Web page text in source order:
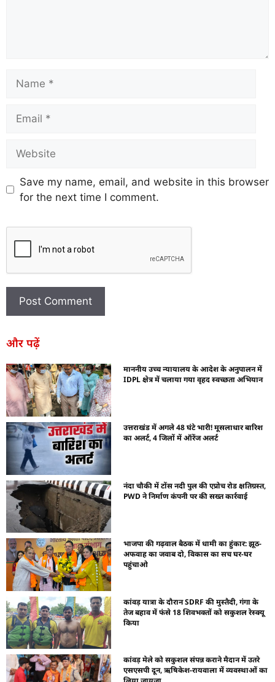
Save my name, email, and website in this browser
for the next time I comment.
और पढ़ें
माननीय उच्च न्यायालय के आदेश के अनुपालन में
IDPL क्षेत्र में चलाया गया वृहद स्वच्छता अभियान
उत्तराखंड में अगले 48 घंटे भारी! मूसलाधार बारिश
का अलर्ट, 4 जिलों में ऑरेंज अलर्ट
नंदा चौकी में टोंस नदी पुल की एप्रोच रोड क्षतिग्रस्त,
PWD ने निर्माण कंपनी पर की सख्त कार्रवाई
भाजपा की गढ़वाल बैठक में धामी का हुंकार: झूठ-
अफवाह का जवाब दो, विकास का सच घर-घर
पहुंचाओ
कांवड़ यात्रा के दौरान SDRF की मुस्तैदी, गंगा के
तेज बहाव में फंसे 18 शिवभक्तों को सकुशल रेस्क्यू
किया
कांवड़ मेले को सकुशल संपन्न कराने मैदान में उतरे
एसएसपी दून, ऋषिकेश-रायवाला में व्यवस्थाओं का